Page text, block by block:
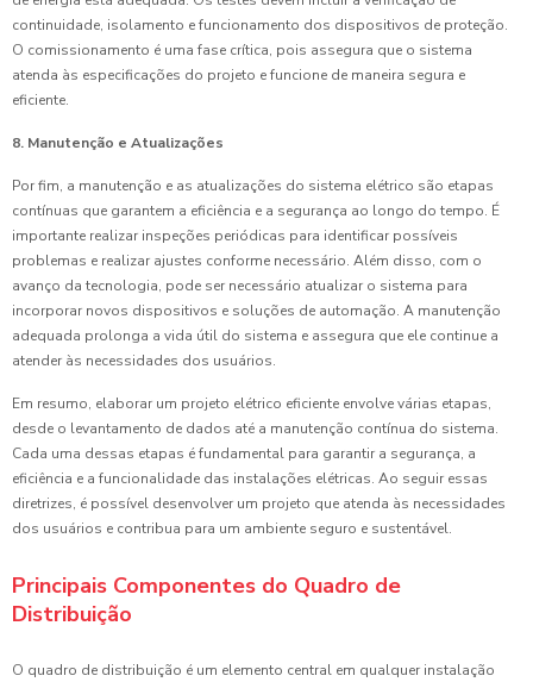
continuidade, isolamento e funcionamento dos dispositivos de proteção.
O comissionamento é uma fase crítica, pois assegura que o sistema
atenda às especificações do projeto e funcione de maneira segura e
eficiente.
8. Manutenção e Atualizações
Por fim, a manutenção e as atualizações do sistema elétrico são etapas
contínuas que garantem a eficiência e a segurança ao longo do tempo. É
importante realizar inspeções periódicas para identificar possíveis
problemas e realizar ajustes conforme necessário. Além disso, com o
avanço da tecnologia, pode ser necessário atualizar o sistema para
incorporar novos dispositivos e soluções de automação. A manutenção
adequada prolonga a vida útil do sistema e assegura que ele continue a
atender às necessidades dos usuários.
Em resumo, elaborar um projeto elétrico eficiente envolve várias etapas,
desde o levantamento de dados até a manutenção contínua do sistema.
Cada uma dessas etapas é fundamental para garantir a segurança, a
eficiência e a funcionalidade das instalações elétricas. Ao seguir essas
diretrizes, é possível desenvolver um projeto que atenda às necessidades
dos usuários e contribua para um ambiente seguro e sustentável.
Principais Componentes do Quadro de
Distribuição
O quadro de distribuição é um elemento central em qualquer instalação